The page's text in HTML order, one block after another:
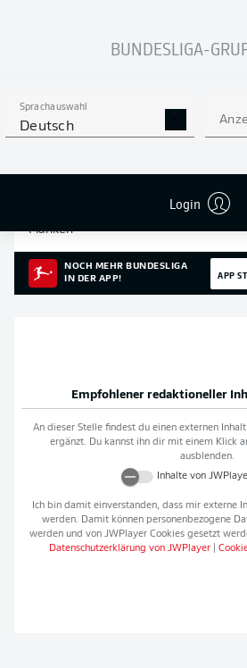
BUNDESLIGA-
Sprachauswahl
Deutsch
Login
Intensive Läufe
Flanken
NOCH MEHR BUNDESLIGA
IN DER APP!
APP
Empfohlener redaktioneller
An dieser Stelle findest du einen externen
ergänzt. Du kannst ihn dir mit einem Klick
ausblenden.
Inhalte von
Ich bin damit einverstanden, dass mir externe
werden. Damit können personenbezogene
werden und von JWPlayerCookies gesetzt
Datenschutzerklärung von JWPlayer